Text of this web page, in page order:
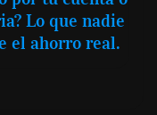
Lo que nadie
el ahorro real.